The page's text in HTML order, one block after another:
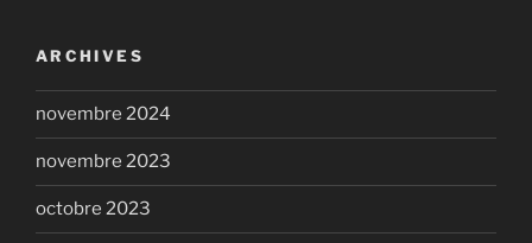
ARCHIVES
novembre 2024
novembre 2023
octobre 2023